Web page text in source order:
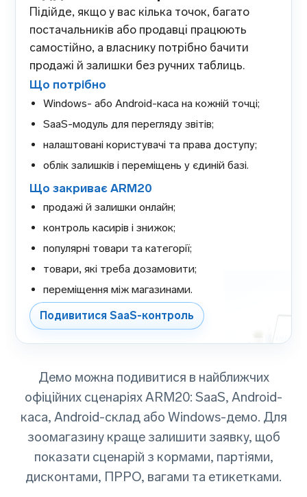
Підійде, якщо у вас кілька точок, багато
постачальників або продавці працюють
самостійно, а власнику потрібно бачити
продажі й залишки без ручних таблиць.
Що потрібно
Windows- або Android-каса на кожній точці;
SaaS-модуль для перегляду звітів;
налаштовані користувачі та права доступу;
облік залишків і переміщень у єдиній базі.
Що закриває ARM20
продажі й залишки онлайн;
контроль касирів і знижок;
популярні товари та категорії;
товари, які треба дозамовити;
переміщення між магазинами.
Подивитися SaaS-контроль
Демо можна подивитися в найближчих
офіційних сценаріях ARM20: SaaS, Android-
каса, Android-склад або Windows-демо. Для
зоомагазину краще залишити заявку, щоб
показати сценарій з кормами, партіями,
дисконтами, ПРРО, вагами та етикетками.